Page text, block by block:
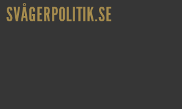
SVÅGERPOLITIK.SE